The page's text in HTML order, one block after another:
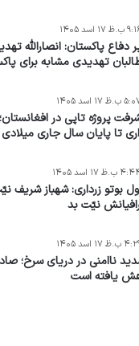
دفاع پاکستان: انصارالله
تهدیدی مشابه برای
۱۷ اسد ۱۴۰۵
پروژه‌ تاپی در
تا پایان سال جاری
ب.ظ ۱۷ اسد ۱۴۰۵
بوتو زرداری: شهباز شریف
نیّت بد
ب.ظ ۱۷ اسد ۱۴۰۵
ناامنی در دریای سرخ؛
یافته است
۱۷ اسد ۱۴۰۵